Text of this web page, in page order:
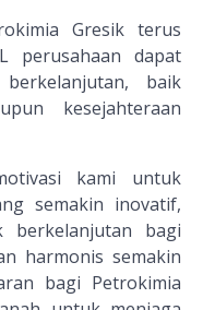
Gresik terus
perusahaan dapat
baik
kesejahteraan
kami untuk
semakin inovatif,
berkelanjutan bagi
harmonis semakin
bagi Petrokimia